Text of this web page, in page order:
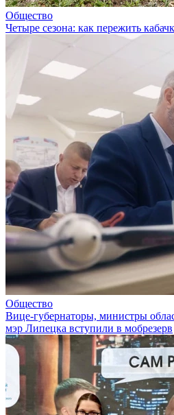
Общество
Четыре сезона: как пережить
Общество
Вице-губернаторы, министры
мэр Липецка вступили в мобрезерв